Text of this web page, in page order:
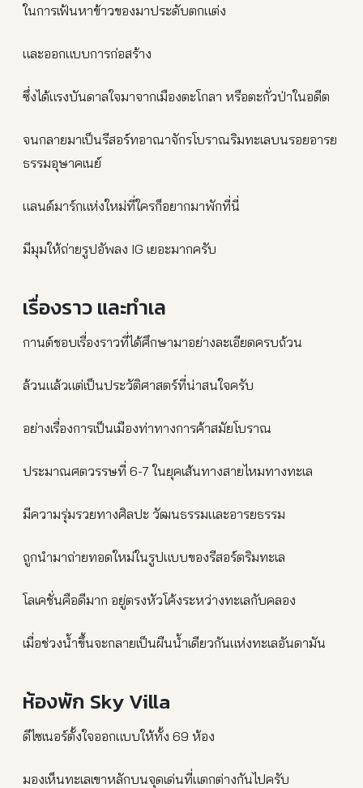
ในการเฟ้นหาข้าวของมาประดับตกแต่ง
และออกแบบการก่อสร้าง
ซึ่งได้แรงบันดาลใจมาจากเมืองตะโกลา หรือตะกั่วป่าในอดีต
จนกลายมาเป็นรีสอร์ทอาณาจักรโบราณริมทะเลบนรอยอารย
ธรรมอุษาคเนย์
แลนด์มาร์กแห่งใหม่ที่ใครก็อยากมาพักที่นี่
มีมุมให้ถ่ายรูปอัพลง IG เยอะมากครับ
เรื่องราว และทำเล
กานต์ชอบเรื่องราวที่ได้ศึกษามาอย่างละเอียดครบถ้วน
ล้วนแล้วแต่เป็นประวัติศาสตร์ที่น่าสนใจครับ
อย่างเรื่องการเป็นเมืองท่าทางการค้าสมัยโบราณ
ประมาณศตวรรษที่ 6-7 ในยุคเส้นทางสายไหมทางทะเล
มีความรุ่มรวยทางศิลปะ วัฒนธรรมและอารยธรรม
ถูกนำมาถ่ายทอดใหม่ในรูปแบบของรีสอร์ตริมทะเล
โลเคชั่นคือดีมาก อยู่ตรงหัวโค้งระหว่างทะเลกับคลอง
เมื่อช่วงน้ำขึ้นจะกลายเป็นผืนน้ำเดียวกันแห่งทะเลอันดามัน
ห้องพัก Sky Villa
ดีไซเนอร์ตั้งใจออกแบบให้ทั้ง 69 ห้อง
มองเห็นทะเลเขาหลักบนจุดเด่นที่แตกต่างกันไปครับ